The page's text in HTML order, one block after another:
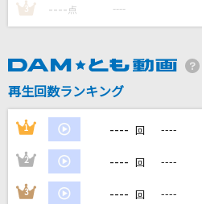
米津玄師
サカナクション
花になって
緑黄色社会
アイ・アイ・ア
Ado
3 ---- 点 ----
再生回数ランキング
1 ---- 回 ----
2 ---- 回 ----
3 ---- 回 ----